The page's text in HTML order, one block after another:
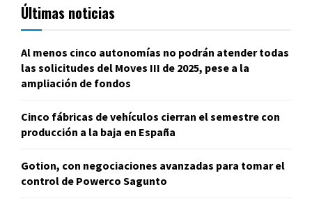
Últimas noticias
Al menos cinco autonomías no podrán atender todas
las solicitudes del Moves III de 2025, pese a la
ampliación de fondos
Cinco fábricas de vehículos cierran el semestre con
producción a la baja en España
Gotion, con negociaciones avanzadas para tomar el
control de Powerco Sagunto